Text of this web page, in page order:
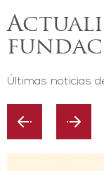
Últimas noticias